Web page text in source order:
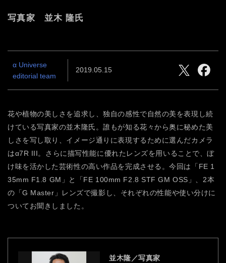
写真家 並木 隆氏
α Universe
editorial team
2019.05.15
花や植物の美しさを追求し、独自の感性で自然の美を表現し続
けている写真家の並木隆氏。誰もが知る花々から奥に秘めた美
しさを写し取り、イメージ通りに表現するために選んだカメラ
はα7R III。さらに描写性能に優れたレンズを用いることで、ぼ
け味を活かした芸術性の高い作品を完成させる。今回は「FE 1
35mm F1.8 GM」と「FE 100mm F2.8 STF GM OSS」、2本
の「G Master」レンズで撮影し、それぞれの性能や使い分けに
ついてお聞きしました。
並木隆／写真家